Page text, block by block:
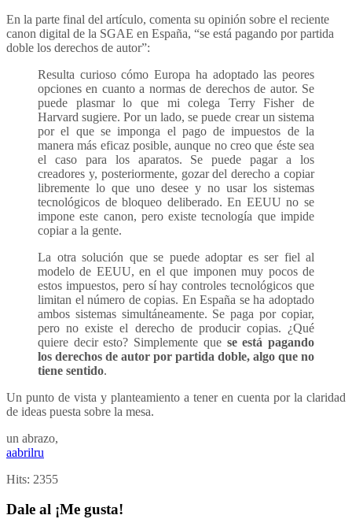
En la parte final del artículo, comenta su opinión sobre el reciente
canon digital de la SGAE en España, “se está pagando por partida
doble los derechos de autor”:
Resulta curioso cómo Europa ha adoptado las peores
opciones en cuanto a normas de derechos de autor. Se
puede plasmar lo que mi colega Terry Fisher de
Harvard sugiere. Por un lado, se puede crear un sistema
por el que se imponga el pago de impuestos de la
manera más eficaz posible, aunque no creo que éste sea
el caso para los aparatos. Se puede pagar a los
creadores y, posteriormente, gozar del derecho a copiar
libremente lo que uno desee y no usar los sistemas
tecnológicos de bloqueo deliberado. En EEUU no se
impone este canon, pero existe tecnología que impide
copiar a la gente.
La otra solución que se puede adoptar es ser fiel al
modelo de EEUU, en el que imponen muy pocos de
estos impuestos, pero sí hay controles tecnológicos que
limitan el número de copias. En España se ha adoptado
ambos sistemas simultáneamente. Se paga por copiar,
pero no existe el derecho de producir copias. ¿Qué
quiere decir esto? Simplemente que se está pagando
los derechos de autor por partida doble, algo que no
tiene sentido.
Un punto de vista y planteamiento a tener en cuenta por la claridad
de ideas puesta sobre la mesa.
un abrazo,
aabrilru
Hits: 2355
Dale al ¡Me gusta!